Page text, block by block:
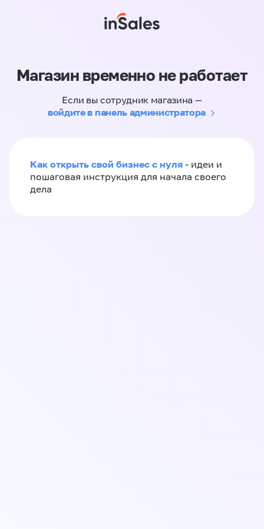
Магазин временно не работает
Если вы сотрудник магазина —
войдите в панель администратора
Как открыть свой бизнес с нуля - идеи и
пошаговая инструкция для начала своего
дела